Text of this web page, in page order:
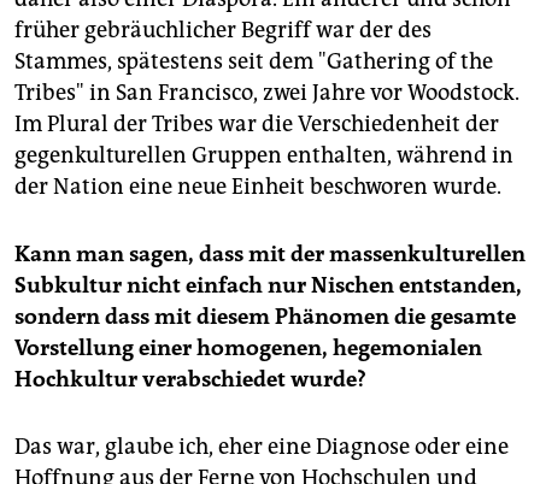
früher gebräuchlicher Begriff war der des
Stammes, spätestens seit dem "Gathering of the
Tribes" in San Francisco, zwei Jahre vor Woodstock.
Im Plural der Tribes war die Verschiedenheit der
gegenkulturellen Gruppen enthalten, während in
der Nation eine neue Einheit beschworen wurde.
Kann man sagen, dass mit der massenkulturellen
Subkultur nicht einfach nur Nischen entstanden,
sondern dass mit diesem Phänomen die gesamte
Vorstellung einer homogenen, hegemonialen
Hochkultur verabschiedet wurde?
Das war, glaube ich, eher eine Diagnose oder eine
Hoffnung aus der Ferne von Hochschulen und